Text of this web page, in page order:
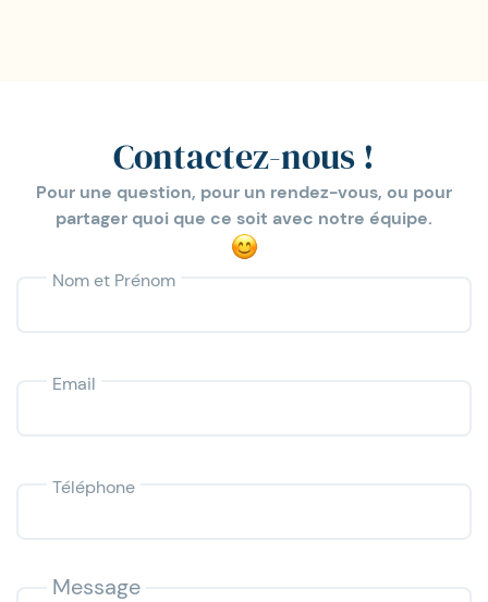
Contactez-nous !
Pour une question, pour un rendez-vous, ou pour
partager quoi que ce soit avec notre équipe.
Nom et Prénom
Email
Téléphone
Message